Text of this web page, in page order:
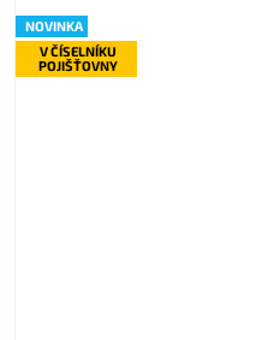
NOVINKA
V ČÍSELNÍKU
POJIŠŤOVNY